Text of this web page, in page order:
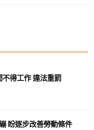
得工作 違法重罰
盼逐步改善勞動條件